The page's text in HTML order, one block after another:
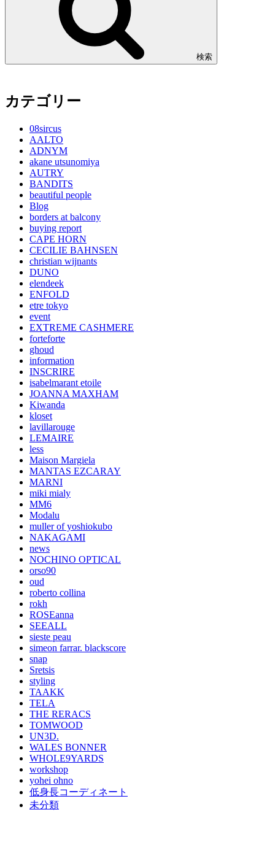
検索
カテゴリー
08sircus
AALTO
ADNYM
akane utsunomiya
AUTRY
BANDITS
beautiful people
Blog
borders at balcony
buying report
CAPE HORN
CECILIE BAHNSEN
christian wijnants
DUNO
elendeek
ENFOLD
etre tokyo
event
EXTREME CASHMERE
forteforte
ghoud
information
INSCRIRE
isabelmarant etoile
JOANNA MAXHAM
Kiwanda
kloset
lavillarouge
LEMAIRE
less
Maison Margiela
MANTAS EZCARAY
MARNI
miki mialy
MM6
Modalu
muller of yoshiokubo
NAKAGAMI
news
NOCHINO OPTICAL
orso90
oud
roberto collina
rokh
ROSEanna
SEEALL
sieste peau
simeon farrar. blackscore
snap
Sretsis
styling
TAAKK
TELA
THE RERACS
TOMWOOD
UN3D.
WALES BONNER
WHOLE9YARDS
workshop
yohei ohno
低身長コーディネート
未分類